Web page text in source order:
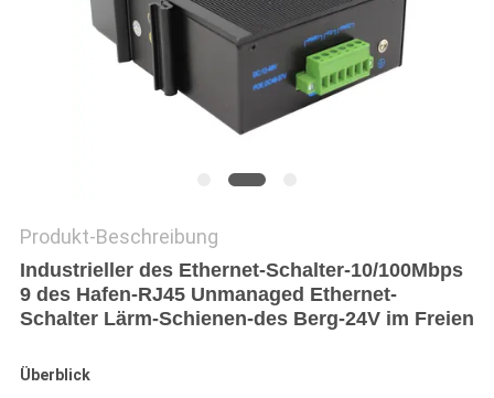
Produkt-Beschreibung
Industrieller des Ethernet-Schalter-10/100Mbps
9 des Hafen-RJ45 Unmanaged Ethernet-
Schalter Lärm-Schienen-des Berg-24V im Freien
Überblick